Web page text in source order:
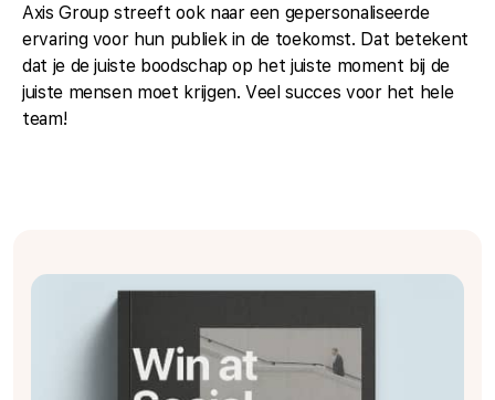
Axis Group streeft ook naar een gepersonaliseerde
ervaring voor hun publiek in de toekomst. Dat betekent
dat je de juiste boodschap op het juiste moment bij de
juiste mensen moet krijgen. Veel succes voor het hele
team!